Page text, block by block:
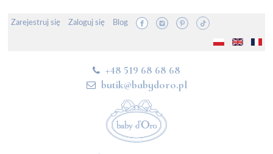
Zarejestruj się Zaloguj się Blog
+48 519 68 68 68
butik@babydoro.pl